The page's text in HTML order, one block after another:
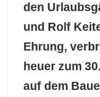
den
und Rolf
Ehrung,
heuer zum
auf dem